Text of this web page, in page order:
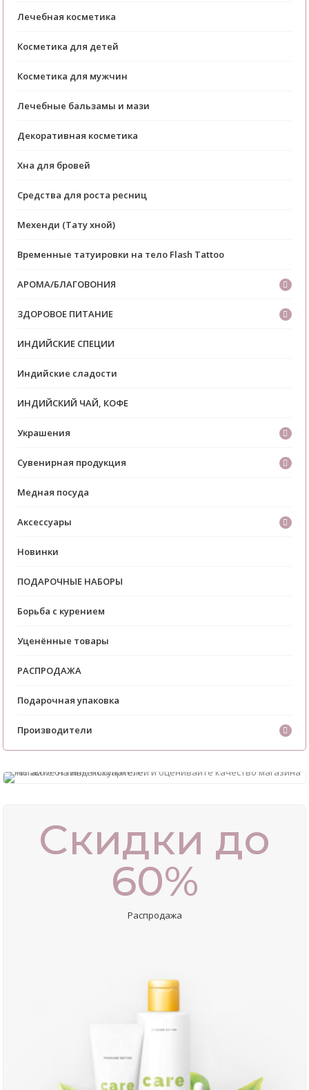
Лечебная косметика
Косметика для детей
Косметика для мужчин
Лечебные бальзамы и мази
Декоративная косметика
Хна для бровей
Средства для роста ресниц
Мехенди (Тату хной)
Временные татуировки на тело Flash Tattoo
АРОМА/БЛАГОВОНИЯ
ЗДОРОВОЕ ПИТАНИЕ
ИНДИЙСКИЕ СПЕЦИИ
Индийские сладости
ИНДИЙСКИЙ ЧАЙ, КОФЕ
Украшения
Сувенирная продукция
Медная посуда
Аксессуары
Новинки
ПОДАРОЧНЫЕ НАБОРЫ
Борьба с курением
Уценённые товары
РАСПРОДАЖА
Подарочная упаковка
Производители
Скидки до
60%
Распродажа